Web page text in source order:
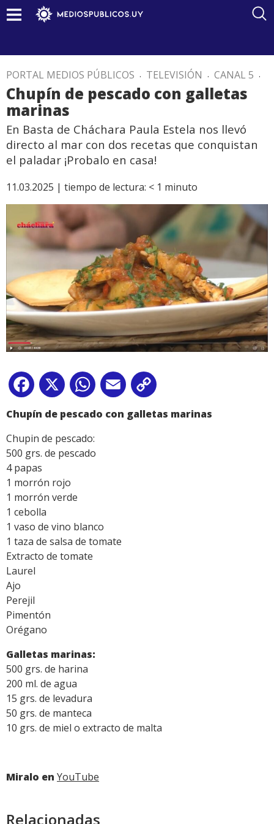
PORTAL MEDIOS PÚBLICOS . TELEVISIÓN . CANAL 5 .
Chupín de pescado con galletas
marinas
En Basta de Cháchara Paula Estela nos llevó
directo al mar con dos recetas que conquistan
el paladar ¡Probalo en casa!
11.03.2025 | tiempo de lectura: < 1 minuto
Facebook
X WhatsApp
Email
Link
Chupín de pescado con galletas marinas
Chupin de pescado:
500 grs. de pescado
4 papas
1 morrón rojo
1 morrón verde
1 cebolla
1 vaso de vino blanco
1 taza de salsa de tomate
Extracto de tomate
Laurel
Ajo
Perejil
Pimentón
Orégano
Galletas marinas:
500 grs. de harina
200 ml. de agua
15 grs. de levadura
50 grs. de manteca
10 grs. de miel o extracto de malta
Miralo en YouTube
Relacionadas